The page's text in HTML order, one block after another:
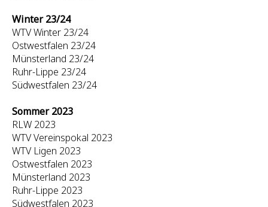
Winter 23/24
WTV Winter 23/24
Ostwestfalen 23/24
Münsterland 23/24
Ruhr-Lippe 23/24
Südwestfalen 23/24
Sommer 2023
RLW 2023
WTV Vereinspokal 2023
WTV Ligen 2023
Ostwestfalen 2023
Münsterland 2023
Ruhr-Lippe 2023
Südwestfalen 2023